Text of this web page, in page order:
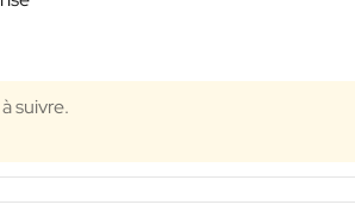
suivre.